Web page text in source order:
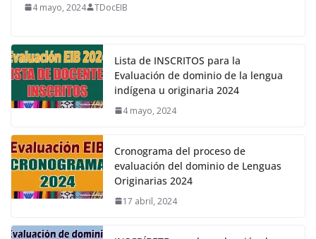
4 mayo, 2024 TDocEIB
Lista de INSCRITOS para la
Evaluación de dominio de la lengua
indígena u originaria 2024
4 mayo, 2024
Cronograma del proceso de
evaluación del dominio de Lenguas
Originarias 2024
17 abril, 2024